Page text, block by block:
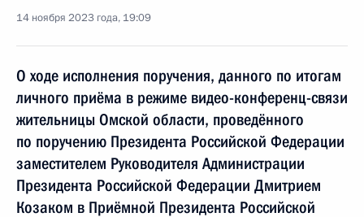
14 ноября 2023 года, 19:09
О ходе исполнения поручения, данного по итогам
личного приёма в режиме видео-конференц-связи
жительницы Омской области, проведённого
по поручению Президента Российской Федерации
заместителем Руководителя Администрации
Президента Российской Федерации Дмитрием
Козаком в Приёмной Президента Российской